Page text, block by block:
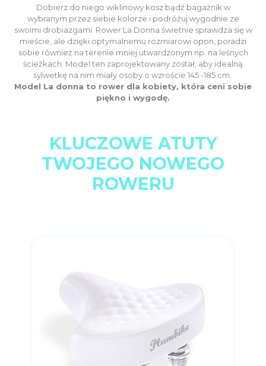
Dobierz do niego wiklinowy kosz bądź bagażnik w
wybranym przez siebie kolorze i podróżuj wygodnie ze
swoimi drobiazgami. Rower La Donna świetnie sprawdza się w
mieście, ale dzięki optymalnemu rozmiarowi opon, poradzi
sobie również na terenie mniej utwardzonym np. na leśnych
ścieżkach. Model ten zaprojektowany został, aby idealną
sylwetkę na nim miały osoby o wzroście 145 -185 cm.
Model La donna to rower dla kobiety, która ceni sobie
piękno i wygodę.
KLUCZOWE ATUTY
TWOJEGO NOWEGO
ROWERU